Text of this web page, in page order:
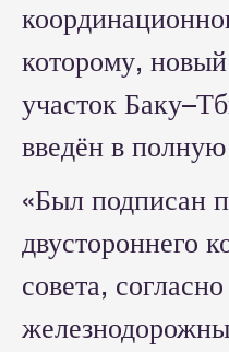
которому,
участок
введён в
«Был подписан
двустороннего
совета,